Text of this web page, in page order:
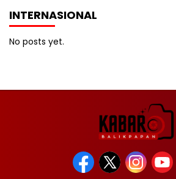
INTERNASIONAL
No posts yet.